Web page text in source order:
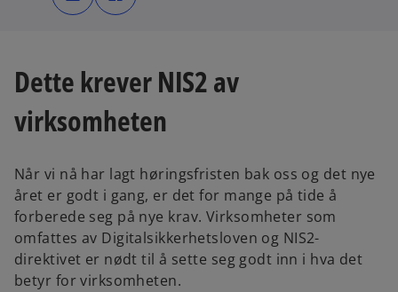
n
w
t
b
w
t
b
Dette krever NIS2 av
virksomheten
Når vi nå har lagt høringsfristen bak oss og det nye
året er godt i gang, er det for mange på tide å
forberede seg på nye krav. Virksomheter som
omfattes av Digitalsikkerhetsloven og NIS2-
direktivet er nødt til å sette seg godt inn i hva det
betyr for virksomheten.